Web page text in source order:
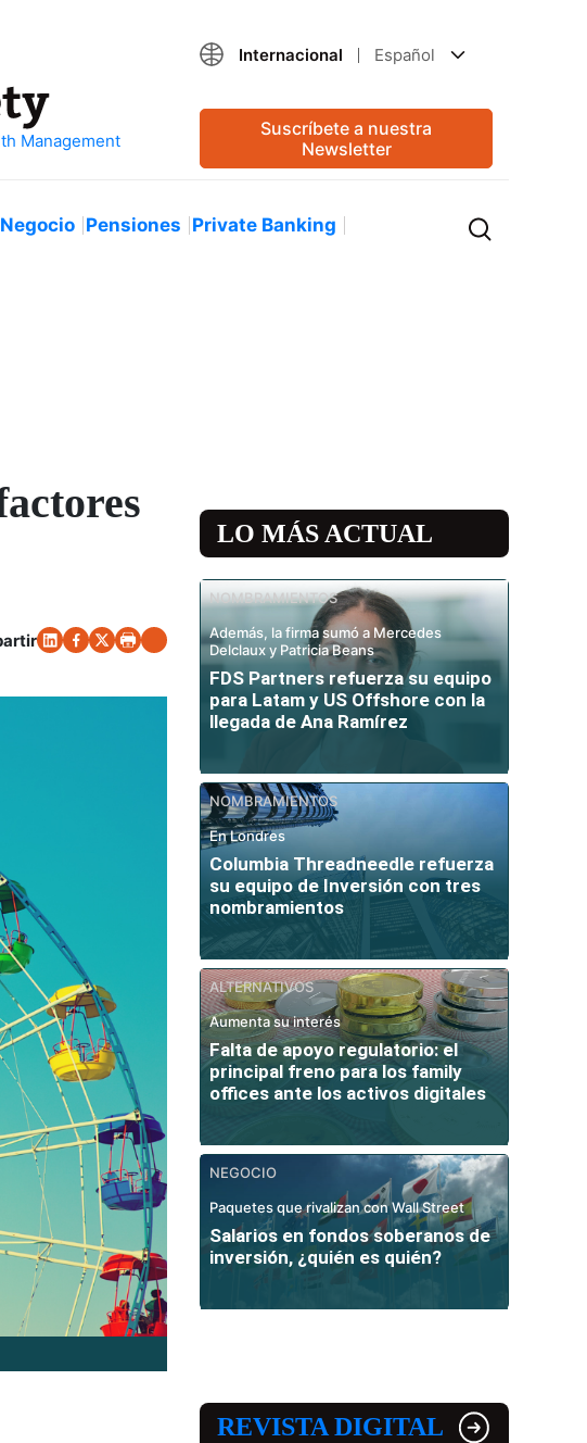
Internacional Español
Suscríbete a nuestra
Newsletter
Negocio Pensiones Private Banking
LO MÁS ACTUAL
NOMBRAMIENTOS
Además, la firma sumó a Mercedes
Delclaux y Patricia Beans
FDS Partners refuerza su equipo
para Latam y US Offshore con la
llegada de Ana Ramírez
NOMBRAMIENTOS
En Londres
Columbia Threadneedle refuerza
su equipo de Inversión con tres
nombramientos
ALTERNATIVOS
Aumenta su interés
Falta de apoyo regulatorio: el
principal freno para los family
offices ante los activos digitales
NEGOCIO
Paquetes que rivalizan con Wall Street
Salarios en fondos soberanos de
inversión, ¿quién es quién?
REVISTA DIGITAL